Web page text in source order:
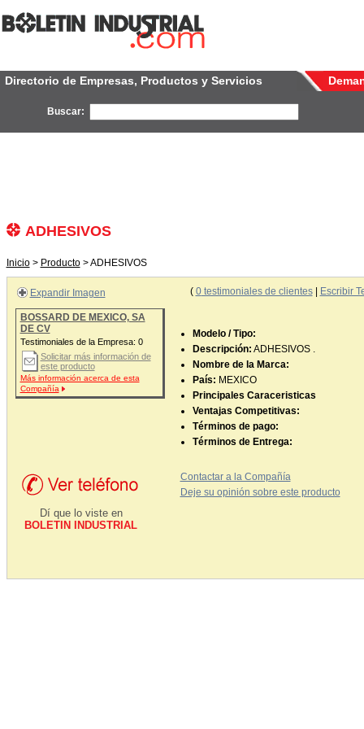
Directorio de Empresas, Productos y Servicios
Buscar:
ADHESIVOS
Inicio> Producto> ADHESIVOS
Expandir Imagen
BOSSARD DE MEXICO, SA
DE CV
Testimoniales de la Empresa: 0
Solicitar más información de
este producto
Más información acerca de esta
Compañía
Dí que lo viste en
BOLETIN INDUSTRIAL
( 0testimoniales de clientes| Escribir
Modelo / Tipo:
Descripción: ADHESIVOS .
Nombre de la Marca:
País: MEXICO
Principales Caraceristicas
Ventajas Competitivas:
Términos de pago:
Términos de Entrega:
Contactar a la Compañía
Deje su opinión sobre este producto